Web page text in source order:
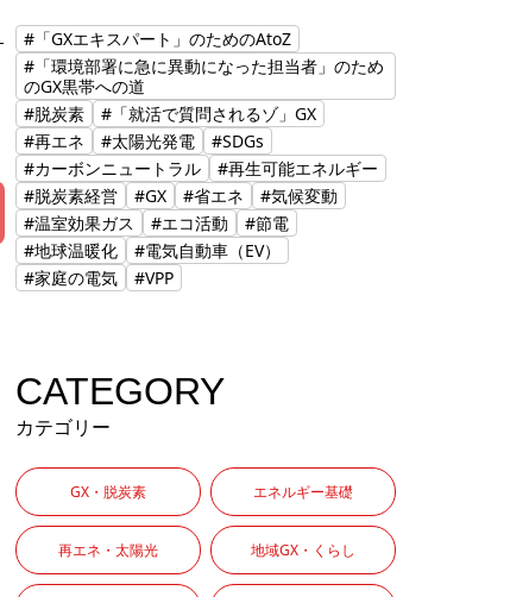
#「GXエキスパート」のためのAtoZ
#「環境部署に急に異動になった担当者」のため
のGX黒帯への道
#脱炭素
#「就活で質問されるゾ」GX
#再エネ
#太陽光発電
#SDGs
#カーボンニュートラル
#再生可能エネルギー
#脱炭素経営
#GX #省エネ
#気候変動
#温室効果ガス
#エコ活動
#節電
#地球温暖化
#電気自動車（EV）
#家庭の電気
#VPP
CATEGORY
カテゴリー
GX・脱炭素 エネルギー基礎
再エネ・太陽光 地域GX・くらし